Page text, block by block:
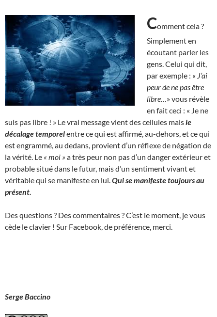
Comment cela ?
Simplement en
écoutant parler les
gens. Celui qui dit,
par exemple : « J’ai
peur de ne pas être
libre …» vous révèle
en fait ceci : « Je ne
suis pas libre ! » Le vrai message vient des cellules maisle
décalage temporelentre ce qui est affirmé, au-dehors, et ce qui
est engrammé, au dedans, provient d’un réflexe de négation de
la vérité. Le « moi » a très peur non pas d’un danger extérieur et
probable situé dans le futur, mais d’un sentiment vivant et
véritable qui se manifeste en lui. Qui se manifeste toujours au
présent.
Des questions ? Des commentaires ? C’est le moment, je vous
cède le clavier ! Sur Facebook, de préférence, merci.
Serge Baccino